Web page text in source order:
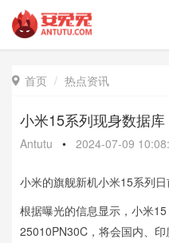
 首页 热点资讯
小米15系列现身数据
Antutu • 2024-07-09
小米的旗舰新机小米15系列日
根据曝光的信息显示，小米
25010PN30C，将会国内、